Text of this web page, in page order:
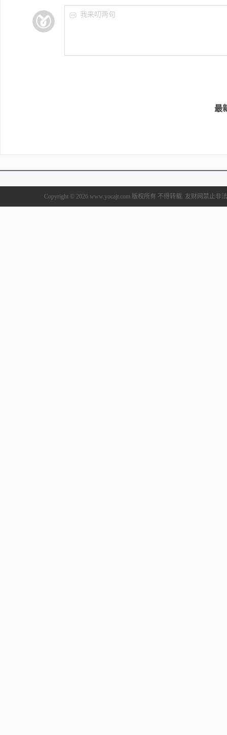
我来叨两句
最
Copyright © 2026 www.yocajr.com 版权所有 不得转载. 友财网禁止非